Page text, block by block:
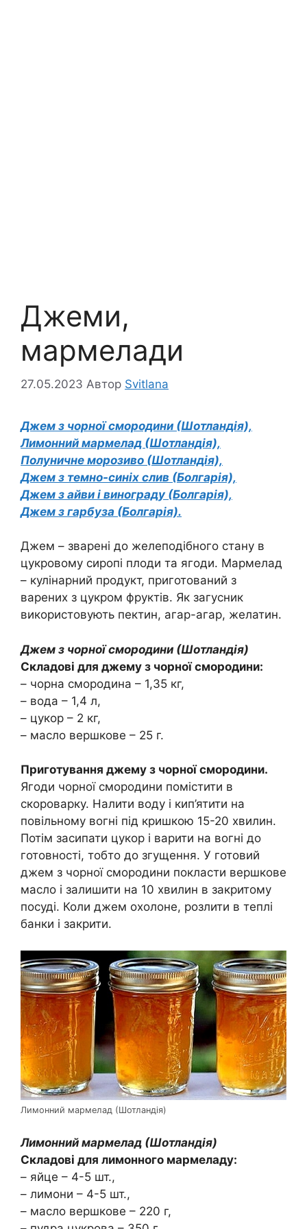
Джеми,
мармелади
27.05.2023 Автор Svitlana
Джем з чорної смородини (Шотландія),
Лимонний мармелад (Шотландія),
Полуничне морозиво (Шотландія),
Джем з темно-синіх слив (Болгарія),
Джем з айви і винограду (Болгарія),
Джем з гарбуза (Болгарія).
Джем – зварені до желеподібного стану в
цукровому сиропі плоди та ягоди. Мармелад
– кулінарний продукт, приготований з
варених з цукром фруктів. Як загусник
використовують пектин, агар-агар, желатин.
Джем з чорної смородини (Шотландія)
Складові для джему з чорної смородини:
– чорна смородина – 1,35 кг,
– вода – 1,4 л,
– цукор – 2 кг,
– масло вершкове – 25 г.
Приготування джему з чорної смородини.
Ягоди чорної смородини помістити в
скороварку. Налити воду і кип’ятити на
повільному вогні під кришкою 15-20 хвилин.
Потім засипати цукор і варити на вогні до
готовності, тобто до згущення. У готовий
джем з чорної смородини покласти вершкове
масло і залишити на 10 хвилин в закритому
посуді. Коли джем охолоне, розлити в теплі
банки і закрити.
Лимонний мармелад (Шотландія)
Лимонний мармелад (Шотландія)
Складові для лимонного мармеладу:
– яйце – 4-5 шт.,
– лимони – 4-5 шт.,
– масло вершкове – 220 г,